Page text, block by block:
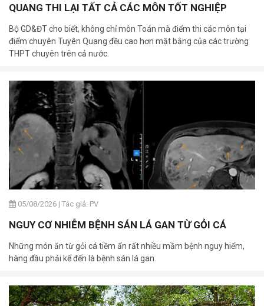
QUANG THI LẠI TẤT CẢ CÁC MÔN TỐT NGHIỆP
Bộ GD&ĐT cho biết, không chỉ môn Toán mà điểm thi các môn tại
điểm chuyên Tuyên Quang đều cao hơn mặt bằng của các trường
THPT chuyên trên cả nước.
05/08/2026 | Tác giả: PV
NGUY CƠ NHIỄM BỆNH SÁN LÁ GAN TỪ GỎI CÁ
Những món ăn từ gỏi cá tiềm ẩn rất nhiều mầm bệnh nguy hiểm,
hàng đầu phải kể đến là bệnh sán lá gan.